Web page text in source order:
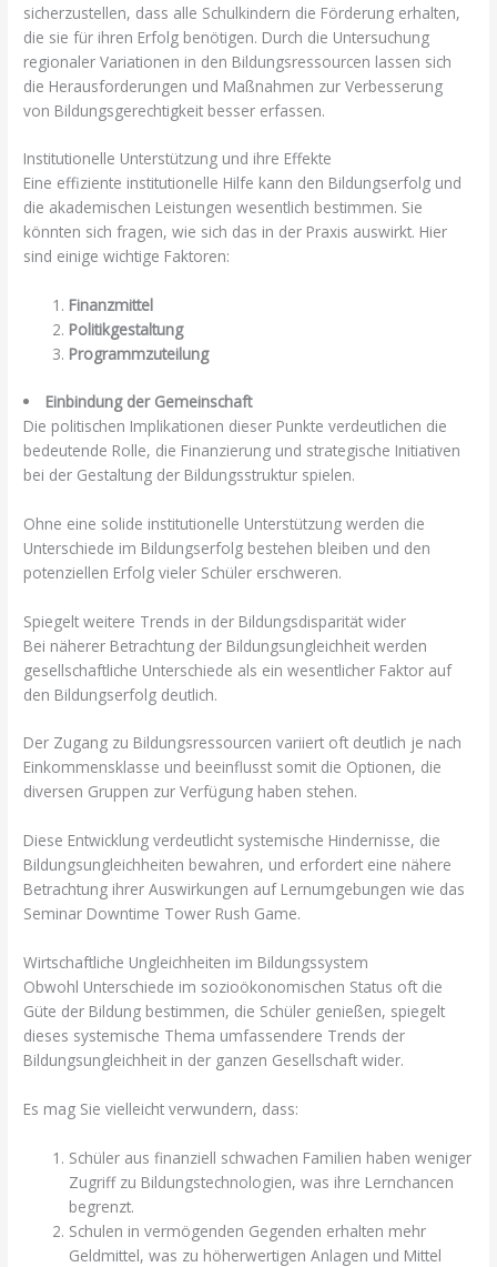
sicherzustellen, dass alle Schulkindern die Förderung erhalten,
die sie für ihren Erfolg benötigen. Durch die Untersuchung
regionaler Variationen in den Bildungsressourcen lassen sich
die Herausforderungen und Maßnahmen zur Verbesserung
von Bildungsgerechtigkeit besser erfassen.
Institutionelle Unterstützung und ihre Effekte
Eine effiziente institutionelle Hilfe kann den Bildungserfolg und
die akademischen Leistungen wesentlich bestimmen. Sie
könnten sich fragen, wie sich das in der Praxis auswirkt. Hier
sind einige wichtige Faktoren:
Finanzmittel
Politikgestaltung
Programmzuteilung
Einbindung der Gemeinschaft
Die politischen Implikationen dieser Punkte verdeutlichen die
bedeutende Rolle, die Finanzierung und strategische Initiativen
bei der Gestaltung der Bildungsstruktur spielen.
Ohne eine solide institutionelle Unterstützung werden die
Unterschiede im Bildungserfolg bestehen bleiben und den
potenziellen Erfolg vieler Schüler erschweren.
Spiegelt weitere Trends in der Bildungsdisparität wider
Bei näherer Betrachtung der Bildungsungleichheit werden
gesellschaftliche Unterschiede als ein wesentlicher Faktor auf
den Bildungserfolg deutlich.
Der Zugang zu Bildungsressourcen variiert oft deutlich je nach
Einkommensklasse und beeinflusst somit die Optionen, die
diversen Gruppen zur Verfügung haben stehen.
Diese Entwicklung verdeutlicht systemische Hindernisse, die
Bildungsungleichheiten bewahren, und erfordert eine nähere
Betrachtung ihrer Auswirkungen auf Lernumgebungen wie das
Seminar Downtime Tower Rush Game.
Wirtschaftliche Ungleichheiten im Bildungssystem
Obwohl Unterschiede im sozioökonomischen Status oft die
Güte der Bildung bestimmen, die Schüler genießen, spiegelt
dieses systemische Thema umfassendere Trends der
Bildungsungleichheit in der ganzen Gesellschaft wider.
Es mag Sie vielleicht verwundern, dass:
Schüler aus finanziell schwachen Familien haben weniger
Zugriff zu Bildungstechnologien, was ihre Lernchancen
begrenzt.
Schulen in vermögenden Gegenden erhalten mehr
Geldmittel, was zu höherwertigen Anlagen und Mittel